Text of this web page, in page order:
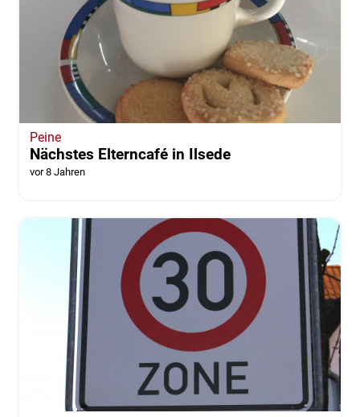
Peine
Nächstes Elterncafé in Ilsede
vor 8 Jahren